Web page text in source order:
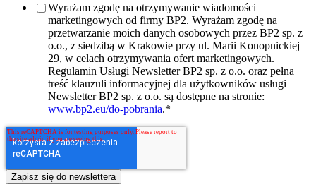
Wyrażam zgodę na otrzymywanie wiadomości
marketingowych od firmy BP2. Wyrażam zgodę na
przetwarzanie moich danych osobowych przez BP2 sp. z
o.o., z siedzibą w Krakowie przy ul. Marii Konopnickiej
29, w celach otrzymywania ofert marketingowych.
Regulamin Usługi Newsletter BP2 sp. z o.o. oraz pełna
treść klauzuli informacyjnej dla użytkowników usługi
Newsletter BP2 sp. z o.o. są dostępne na stronie:
www.bp2.eu/do-pobrania.*